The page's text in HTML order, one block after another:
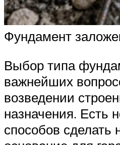
Фундамент
Выбор типа
важнейших
возведении
назначения. Есть
способов сделать